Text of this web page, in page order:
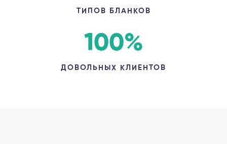
ТИПОВ БЛАНКОВ
100%
ДОВОЛЬНЫХ КЛИЕНТОВ